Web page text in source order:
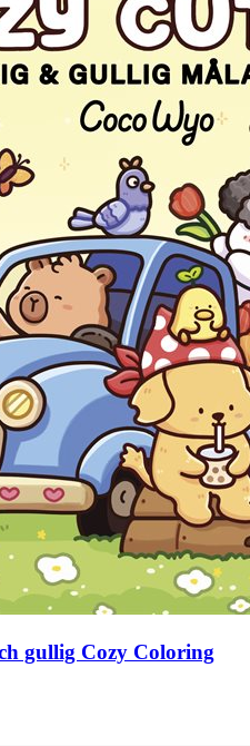
gullig Cozy Coloring